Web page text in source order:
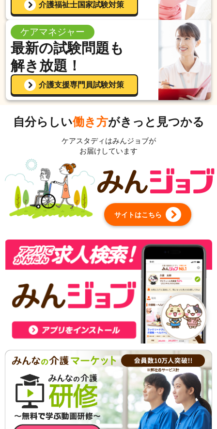
介護福祉士国家試験対策
ケアマネジャー
最新の試験問題も
解き放題！
介護支援専門員試験対策
自分らしい働き方がきっと見つかる
ケアスタディはみんジョブが
お届けしています
サイトはこちら